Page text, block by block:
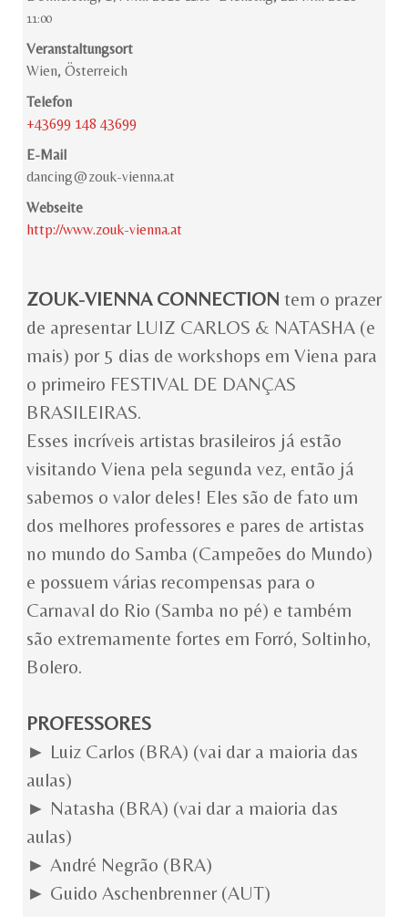
11:00
Veranstaltungsort
Wien, Österreich
Telefon
+43699 148 43699
E-Mail
dancing@zouk-vienna.at
Webseite
http://www.zouk-vienna.at
ZOUK-VIENNA CONNECTION tem o prazer
de apresentar LUIZ CARLOS & NATASHA (e
mais) por 5 dias de workshops em Viena para
o primeiro FESTIVAL DE DANÇAS
BRASILEIRAS.
Esses incríveis artistas brasileiros já estão
visitando Viena pela segunda vez, então já
sabemos o valor deles! Eles são de fato um
dos melhores professores e pares de artistas
no mundo do Samba (Campeões do Mundo)
e possuem várias recompensas para o
Carnaval do Rio (Samba no pé) e também
são extremamente fortes em Forró, Soltinho,
Bolero.
PROFESSORES
► Luiz Carlos (BRA) (vai dar a maioria das
aulas)
► Natasha (BRA) (vai dar a maioria das
aulas)
► André Negrão (BRA)
► Guido Aschenbrenner (AUT)